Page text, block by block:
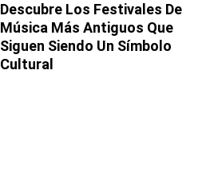
Descubre Los Festivales De
Música Más Antiguos Que
Siguen Siendo Un Símbolo
Cultural